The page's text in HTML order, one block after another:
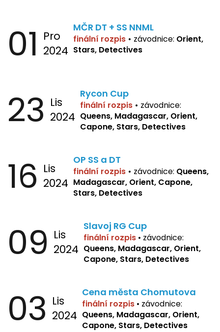
01 Pro
2024
MČR DT + SS NNML
finální rozpis • závodnice: Orient,
Stars, Detectives
23 Lis
2024
Rycon Cup
finální rozpis • závodnice:
Queens, Madagascar, Orient,
Capone, Stars, Detectives
16 Lis
2024
OP SS a DT
finální rozpis • závodnice: Queens,
Madagascar, Orient, Capone,
Stars, Detectives
09 Lis
2024
Slavoj RG Cup
finální rozpis • závodnice:
Queens, Madagascar, Orient,
Capone, Stars, Detectives
03 Lis
2024
Cena města Chomutova
finální rozpis • závodnice:
Queens, Madagascar, Orient,
Capone, Stars, Detectives